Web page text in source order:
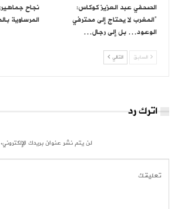
الصحفي عبد العزيز كوكاس:
“المغرب لا يحتاج إلى محترفي
الوعود… بل إلى رجال…
نجاح
المرساوية
السابق التالي
اترك رد
لن يتم نشر عنوان بريدك الإلكتروني.